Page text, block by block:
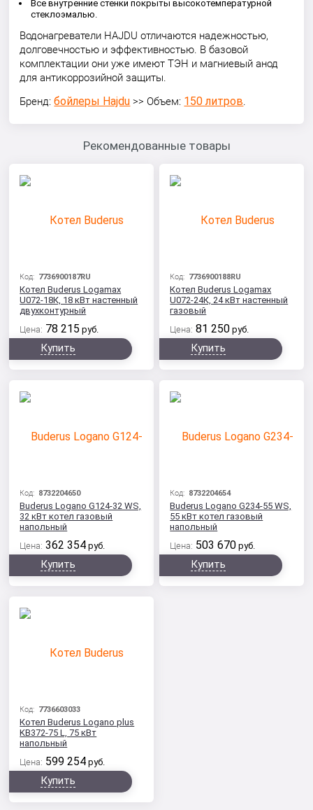
Все внутренние стенки покрыты высокотемпературной
стеклоэмалью.
Водонагреватели HAJDU отличаются надежностью,
долговечностью и эффективностью. В базовой
комплектации они уже имеют ТЭН и магниевый анод
для антикоррозийной защиты.
Бренд:бойлеры Hajdu >> Объем: 150 литров.
Рекомендованные товары
Код: 7736900187RU
Котел Buderus Logamax
U072-18К, 18 кВт настенный
двухконтурный
Цена: 78 215 руб.
Купить
Код: 7736900188RU
Котел Buderus Logamax
U072-24К, 24 кВт настенный
газовый
Цена: 81 250 руб.
Купить
Код: 8732204650
Buderus Logano G124-32 WS,
32 кВт котел газовый
напольный
Цена: 362 354 руб.
Купить
Код: 8732204654
Buderus Logano G234-55 WS,
55 кВт котел газовый
напольный
Цена: 503 670 руб.
Купить
Код: 7736603033
Котел Buderus Logano plus
KB372-75 L, 75 кВт
напольный
Цена: 599 254 руб.
Купить